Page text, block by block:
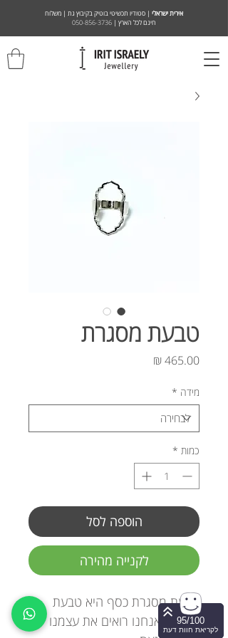
אירית ישראלי | סטודיו תכשיטי בוטיק בקיבוץ גת | משלוח
חינם לכל הארץ | 050-856-3736
טבעת מסגרת
מידה *
כמות *
הוספה לסל
לקנייה מהירה
טבעת מסגרת כסף היא טבעת
שדרכה אנחנו רואים את עצמנו
95/100
לקריאת חוות דעת